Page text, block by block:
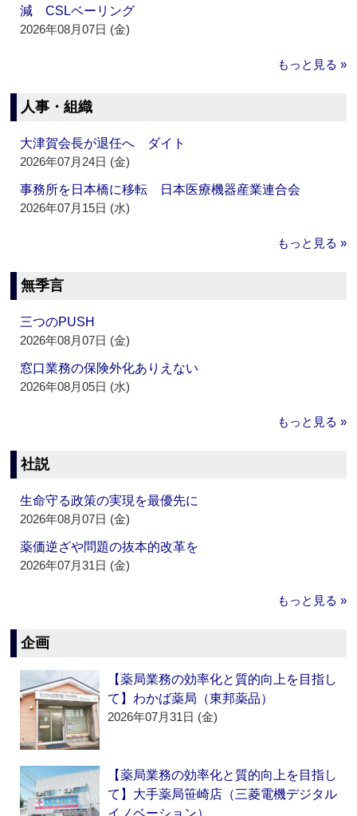
減 CSLベーリング
2026年08月07日 (金)
もっと見る »
人事・組織
大津賀会長が退任へ ダイト
2026年07月24日 (金)
事務所を日本橋に移転 日本医療機器産業連合会
2026年07月15日 (水)
もっと見る »
無季言
三つのPUSH
2026年08月07日 (金)
窓口業務の保険外化ありえない
2026年08月05日 (水)
もっと見る »
社説
生命守る政策の実現を最優先に
2026年08月07日 (金)
薬価逆ざや問題の抜本的改革を
2026年07月31日 (金)
もっと見る »
企画
【薬局業務の効率化と質的向上を目指し
て】わかば薬局（東邦薬品）
2026年07月31日 (金)
【薬局業務の効率化と質的向上を目指し
て】大手薬局笹崎店（三菱電機デジタル